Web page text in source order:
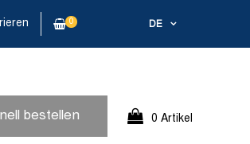
DE
0
bestellen 0 Artikel